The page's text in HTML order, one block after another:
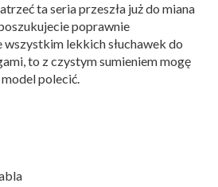
ta seria przeszła już do miana
poprawnie
wszystkim lekkich słuchawek do
to z czystym sumieniem mogę
polecić.